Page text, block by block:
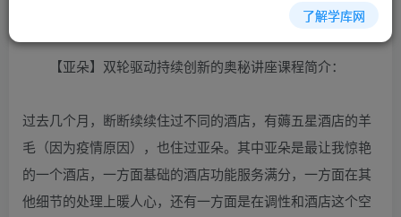
【亚朵】双轮驱动持续创新的奥秘讲座课程简介：
过去几个月，断断续续住过不同的酒店，有薅五星酒店的羊
毛（因为疫情原因），也住过亚朵。其中亚朵是最让我惊艳
的一个酒店，一方面基础的酒店功能服务满分，一方面在其
他细节的处理上暖人心，还有一方面是在调性和酒店这个空
了解学库网